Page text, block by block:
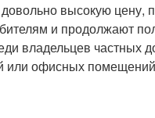
высокую цену,
и продолжают
владельцев частных
или офисных